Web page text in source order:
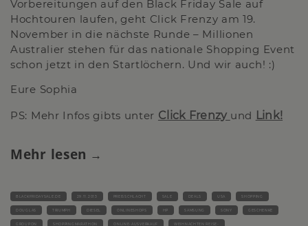
Vorbereitungen auf den Black Friday Sale auf
Hochtouren laufen, geht Click Frenzy am 19.
November in die nächste Runde – Millionen
Australier stehen für das nationale Shopping Event
schon jetzt in den Startlöchern. Und wir auch! :)
Eure Sophia
PS: Mehr Infos gibts unter Click Frenzy und Link!
Mehr lesen
BLACKFRIDAYSALE.DE 29.11.2013 PREISSCHLACHT SALE DEALS USA SHOPPING
DOUGLAS TRIUMPH DIESEL ONLINESHOPS HP SAMSUNG SONY GESCHENKE
GROUPON SHOPPINGMARATHON ONLINE-AUSVERKAUF WEIHNACHTEN REISE-